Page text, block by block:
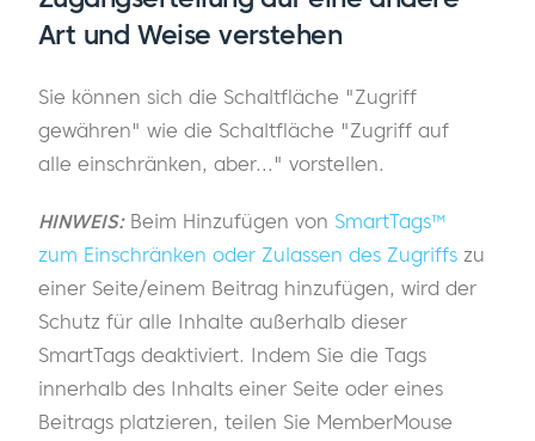
Art und Weise verstehen
Sie können sich die Schaltfläche "Zugriff
gewähren" wie die Schaltfläche "Zugriff auf
alle einschränken, aber..." vorstellen.
HINWEIS:Beim Hinzufügen von SmartTags™
zum Einschränken oder Zulassen des Zugriffs zu
einer Seite/einem Beitrag hinzufügen, wird der
Schutz für alle Inhalte außerhalb dieser
SmartTags deaktiviert. Indem Sie die Tags
innerhalb des Inhalts einer Seite oder eines
Beitrags platzieren, teilen Sie MemberMouse